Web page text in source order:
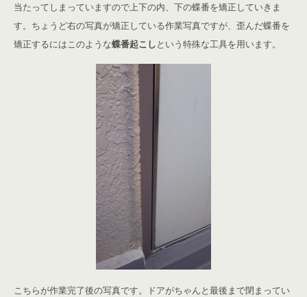
当たってしまっていますので上下の内、下の蝶番を矯正していきま
す。ちょうど右の写真が矯正している作業写真ですが、歪んだ蝶番を
矯正するにはこのような蝶番起こしという特殊な工具を用います。
こちらが作業完了後の写真です。ドアがちゃんと最後まで閉まってい